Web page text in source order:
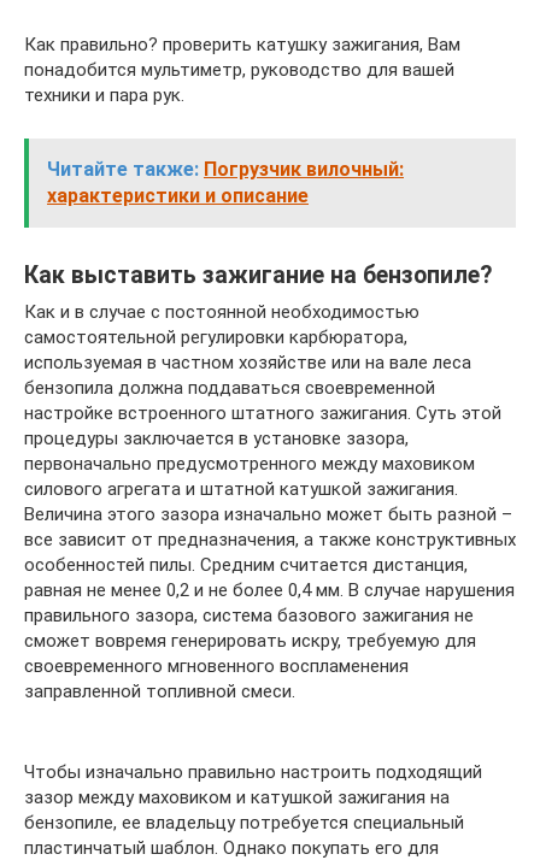
Как правильно? проверить катушку зажигания, Вам
понадобится мультиметр, руководство для вашей
техники и пара рук.
Читайте также: Погрузчик вилочный:
характеристики и описание
Как выставить зажигание на бензопиле?
Как и в случае с постоянной необходимостью
самостоятельной регулировки карбюратора,
используемая в частном хозяйстве или на вале леса
бензопила должна поддаваться своевременной
настройке встроенного штатного зажигания. Суть этой
процедуры заключается в установке зазора,
первоначально предусмотренного между маховиком
силового агрегата и штатной катушкой зажигания.
Величина этого зазора изначально может быть разной –
все зависит от предназначения, а также конструктивных
особенностей пилы. Средним считается дистанция,
равная не менее 0,2 и не более 0,4 мм. В случае нарушения
правильного зазора, система базового зажигания не
сможет вовремя генерировать искру, требуемую для
своевременного мгновенного воспламенения
заправленной топливной смеси.
Чтобы изначально правильно настроить подходящий
зазор между маховиком и катушкой зажигания на
бензопиле, ее владельцу потребуется специальный
пластинчатый шаблон. Однако покупать его для